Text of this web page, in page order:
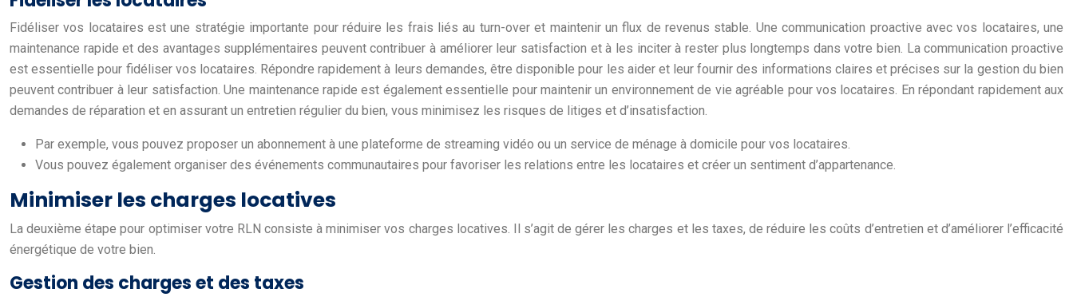
Fidéliser vos locataires est une stratégie importante pour réduire les frais liés au turn-over et maintenir un flux de revenus stable. Une communication proactive avec vos locataires, une
maintenance rapide et des avantages supplémentaires peuvent contribuer à améliorer leur satisfaction et à les inciter à rester plus longtemps dans votre bien. La communication proactive
est essentielle pour fidéliser vos locataires. Répondre rapidement à leurs demandes, être disponible pour les aider et leur fournir des informations claires et précises sur la gestion du bien
peuvent contribuer à leur satisfaction. Une maintenance rapide est également essentielle pour maintenir un environnement de vie agréable pour vos locataires. En répondant rapidement aux
demandes de réparation et en assurant un entretien régulier du bien, vous minimisez les risques de litiges et d’insatisfaction.
Par exemple, vous pouvez proposer un abonnement à une plateforme de streaming vidéo ou un service de ménage à domicile pour vos locataires.
Vous pouvez également organiser des événements communautaires pour favoriser les relations entre les locataires et créer un sentiment d’appartenance.
Minimiser les charges locatives
La deuxième étape pour optimiser votre RLN consiste à minimiser vos charges locatives. Il s’agit de gérer les charges et les taxes, de réduire les coûts d’entretien et d’améliorer l’efficacité
énergétique de votre bien.
Gestion des charges et des taxes